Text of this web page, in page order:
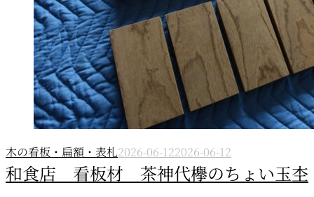
木の看板・扁額・表札2026-06-122026-06-12
和食店 看板材 茶神代欅のちょい玉杢